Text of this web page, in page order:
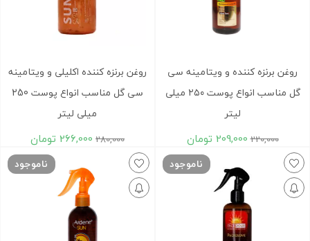
روغن برنزه کننده و ویتامینه سی
گل مناسب انواع پوست ۲۵۰ میلی
لیتر
220,000
209,000 تومان
روغن برنزه کننده اکلیلی و ویتامینه
سی گل مناسب انواع پوست 250
میلی لیتر
280,000
266,000 تومان
ناموجود ناموجود